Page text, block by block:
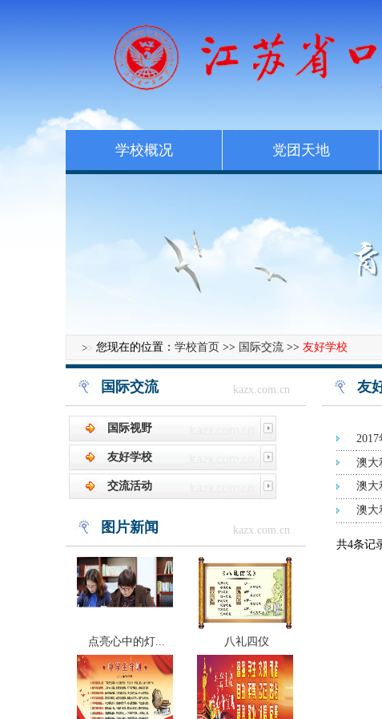
学校概况 党团天地
您现在的位置： 学校首页 >> 国际交流 >> 友好学校
国际交流 kazx.com.cn
国际视野
友好学校
交流活动
图片新闻 kazx.com.cn
点亮心中的灯... 八礼四仪
友
澳大
澳大
澳大
共4条记